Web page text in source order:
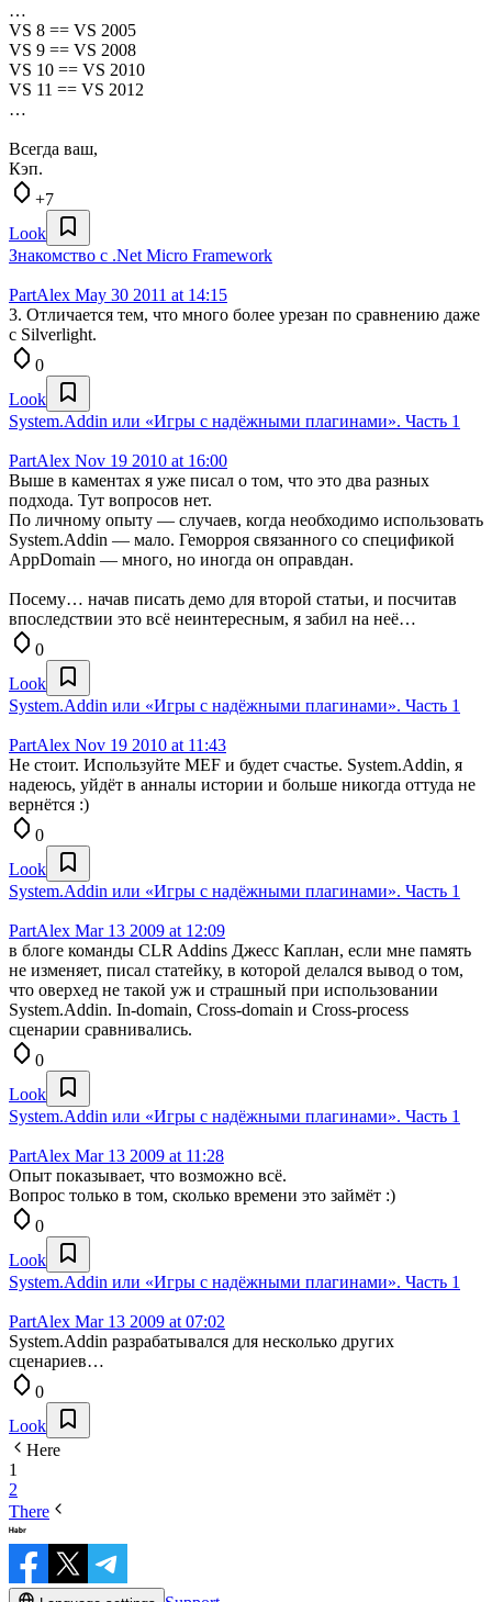
…
VS 8 == VS 2005
VS 9 == VS 2008
VS 10 == VS 2010
VS 11 == VS 2012
…
Всегда ваш,
Кэп.
+7
Look
Знакомство с .Net Micro Framework
PartAlex May 30 2011 at 14:15
3. Отличается тем, что много более урезан по сравнению даже
с Silverlight.
0
Look
System.Addin или «Игры с надёжными плагинами». Часть 1
PartAlex Nov 19 2010 at 16:00
Выше в каментах я уже писал о том, что это два разных
подхода. Тут вопросов нет.
По личному опыту — случаев, когда необходимо использовать
System.Addin — мало. Геморроя связанного со спецификой
AppDomain — много, но иногда он оправдан.
Посему… начав писать демо для второй статьи, и посчитав
впоследствии это всё неинтересным, я забил на неё…
0
Look
System.Addin или «Игры с надёжными плагинами». Часть 1
PartAlex Nov 19 2010 at 11:43
Не стоит. Используйте MEF и будет счастье. System.Addin, я
надеюсь, уйдёт в анналы истории и больше никогда оттуда не
вернётся :)
0
Look
System.Addin или «Игры с надёжными плагинами». Часть 1
PartAlex Mar 13 2009 at 12:09
в блоге команды CLR Addins Джесс Каплан, если мне память
не изменяет, писал статейку, в которой делался вывод о том,
что оверхед не такой уж и страшный при использовании
System.Addin. In-domain, Cross-domain и Cross-process
сценарии сравнивались.
0
Look
System.Addin или «Игры с надёжными плагинами». Часть 1
PartAlex Mar 13 2009 at 11:28
Опыт показывает, что возможно всё.
Вопрос только в том, сколько времени это займёт :)
0
Look
System.Addin или «Игры с надёжными плагинами». Часть 1
PartAlex Mar 13 2009 at 07:02
System.Addin разрабатывался для несколько других
сценариев…
0
Look
Here
1
2
There